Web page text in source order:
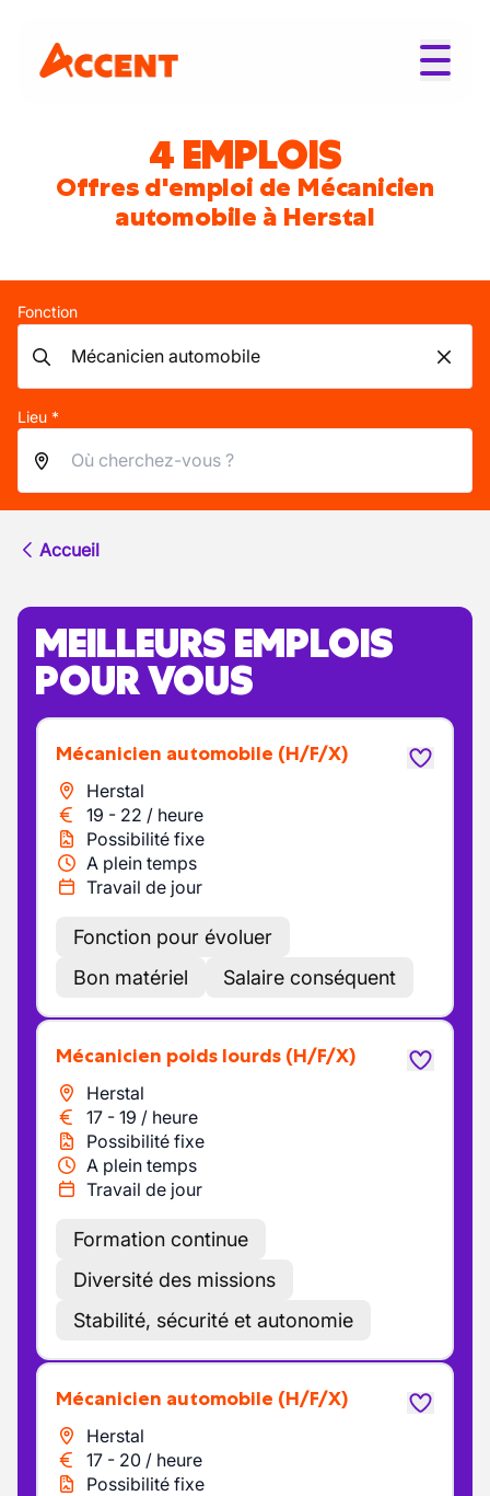
4 EMPLOIS
Offres d'emploi de Mécanicien
automobile à Herstal
Fonction
Lieu *
Accueil
MEILLEURS EMPLOIS
POUR VOUS
Mécanicien automobile (H/F/X)
Herstal
19 - 22 / heure
Possibilité fixe
A plein temps
Travail de jour
Fonction pour évoluer
Bon matériel
Salaire conséquent
Mécanicien poids lourds (H/F/X)
Herstal
17 - 19 / heure
Possibilité fixe
A plein temps
Travail de jour
Formation continue
Diversité des missions
Stabilité, sécurité et autonomie
Mécanicien automobile (H/F/X)
Herstal
17 - 20 / heure
Possibilité fixe